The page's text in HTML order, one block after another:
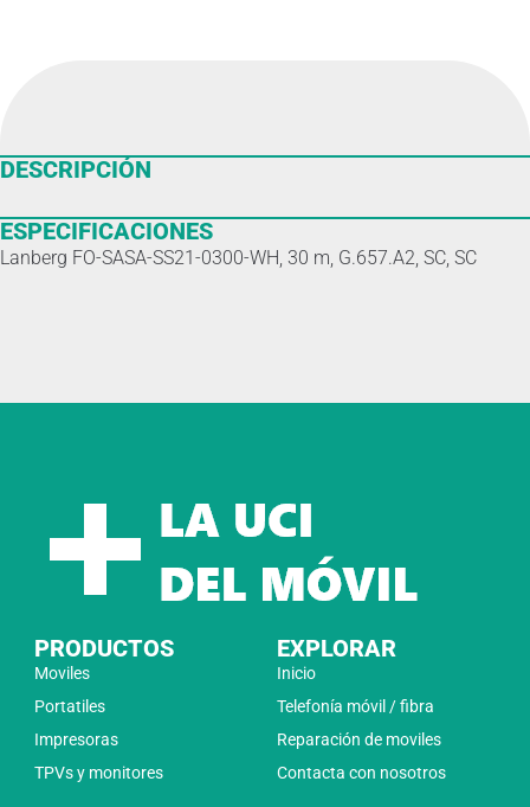
DESCRIPCIÓN
ESPECIFICACIONES
Lanberg FO-SASA-SS21-0300-WH, 30 m, G.657.A2, SC, SC
PRODUCTOS
Moviles
Portatiles
Impresoras
TPVs y monitores
EXPLORAR
Inicio
Telefonía móvil / fibra
Reparación de moviles
Contacta con nosotros